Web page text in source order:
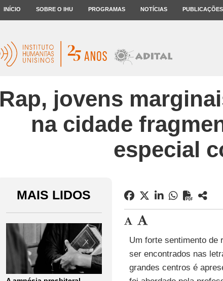
INÍCIO SOBRE O IHU PROGRAMAS NOTÍCIAS PUBLICAÇÕES
Rap, jovens
na cidade
especial
MAIS LIDOS
Um forte sentimento de
ser encontrados nas
grandes centros é